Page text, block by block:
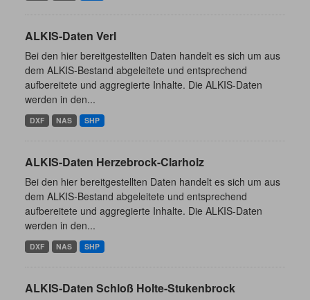
ALKIS-Daten Verl
Bei den hier bereitgestellten Daten handelt es sich um aus
dem ALKIS-Bestand abgeleitete und entsprechend
aufbereitete und aggregierte Inhalte. Die ALKIS-Daten
werden in den...
DXF NAS SHP
ALKIS-Daten Herzebrock-Clarholz
Bei den hier bereitgestellten Daten handelt es sich um aus
dem ALKIS-Bestand abgeleitete und entsprechend
aufbereitete und aggregierte Inhalte. Die ALKIS-Daten
werden in den...
DXF NAS SHP
ALKIS-Daten Schloß Holte-Stukenbrock